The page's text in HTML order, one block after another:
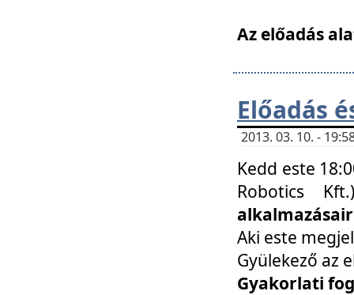
Az előadás
Előadás
2013. 03. 10. -
Kedd este
Robotics
Aki este
Gyülekező az
Gyakorlati